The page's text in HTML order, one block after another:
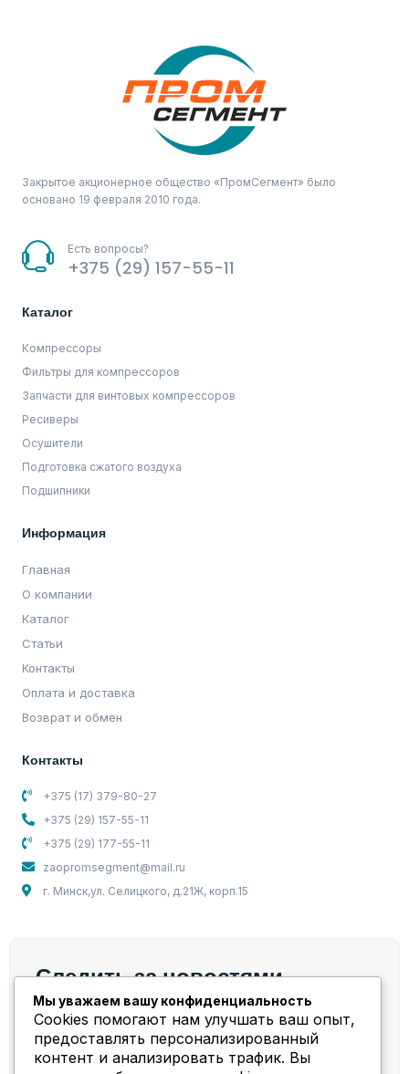
Закрытое акционерное общество «ПромСегмент» было
основано 19 февраля 2010 года.
Есть вопросы?
+375 (29) 157-55-11
Каталог
Компрессоры
Фильтры для компрессоров
Запчасти для винтовых компрессоров
Ресиверы
Осушители
Подготовка сжатого воздуха
Подшипники
Информация
Главная
О компании
Каталог
Статьи
Контакты
Оплата и доставка
Возврат и обмен
Контакты
+375 (17) 379-80-27
+375 (29) 157-55-11
+375 (29) 177-55-11
zaopromsegment@mail.ru
г. Минск,ул. Селицкого, д.21Ж, корп.15
Следить за новостями
Мы берем на себя весь спектр работ и задач,
связанных с компрессорным оборудованием!
Мы уважаем вашу конфиденциальность
Cookies помогают нам улучшать ваш опыт,
предоставлять персонализированный
контент и анализировать трафик. Вы